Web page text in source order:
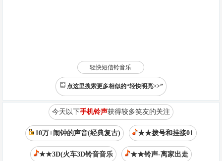
轻快短信铃音乐
点这里搜索更多相似的“轻快明亮>>”
今天以下手机铃声获得较多笑友的关注
10万+闹钟的声音(经典复古) ★★拨号和挂接01
★★3D(火车3D铃音音乐 ★★铃声-离家出走